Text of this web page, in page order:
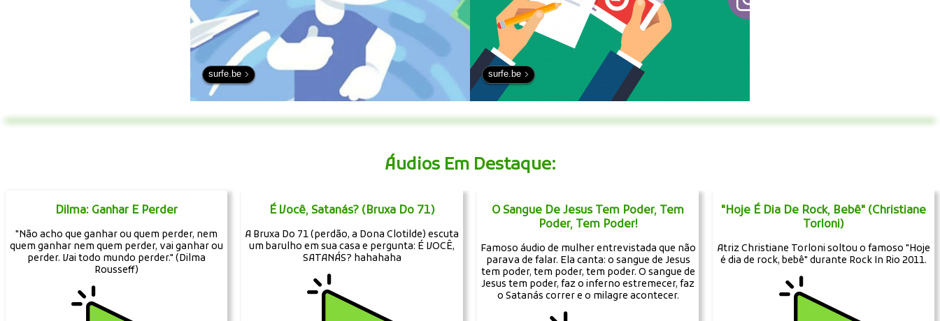
surfe.be surfe.be
Áudios Em Destaque:
Dilma: Ganhar E Perder
"Não acho que ganhar ou quem perder, nem
quem ganhar nem quem perder, vai ganhar ou
perder. Vai todo mundo perder." (Dilma
Rousseff)
É Você, Satanás? (Bruxa Do 71)
A Bruxa Do 71 (perdão, a Dona Clotilde) escuta
um barulho em sua casa e pergunta: É VOCÊ,
SATANÁS? hahahaha
O Sangue De Jesus Tem Poder, Tem
Poder, Tem Poder!
Famoso áudio de mulher entrevistada que não
parava de falar. Ela canta: o sangue de Jesus
tem poder, tem poder, tem poder. O sangue de
Jesus tem poder, faz o inferno estremecer, faz
o Satanás correr e o milagre acontecer.
"Hoje É Dia De Rock, Bebê" (Christiane
Torloni)
Atriz Christiane Torloni soltou o famoso "Hoje
é dia de rock, bebê" durante Rock In Rio 2011.